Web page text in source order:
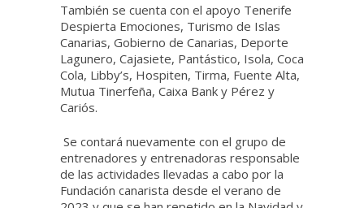
También se cuenta con el apoyo Tenerife
Despierta Emociones, Turismo de Islas
Canarias, Gobierno de Canarias, Deporte
Lagunero, Cajasiete, Pantástico, Isola, Coca
Cola, Libby’s, Hospiten, Tirma, Fuente Alta,
Mutua Tinerfeña, Caixa Bank y Pérez y
Cariós.
Se contará nuevamente con el grupo de
entrenadores y entrenadoras responsable
de las actividades llevadas a cabo por la
Fundación canarista desde el verano de